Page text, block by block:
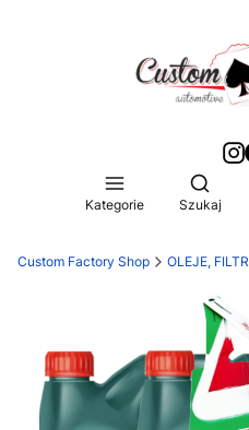
Kategorie Szukaj
Custom Factory Shop